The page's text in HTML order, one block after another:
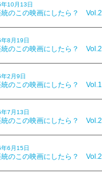
10月13日
統のこの映画にしたら？
8月19日
統のこの映画にしたら？
2月9日
統のこの映画にしたら？
7月13日
統のこの映画にしたら？
6月15日
統のこの映画にしたら？